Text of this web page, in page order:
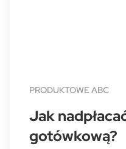
PRODUKTOWE ABC
Jak
gotówkową?